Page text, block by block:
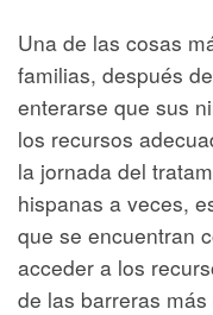
Una de las cosas
familias, después
enterarse que sus
los recursos
la jornada del
hispanas a veces,
que se encuentran
acceder a los
de las barreras